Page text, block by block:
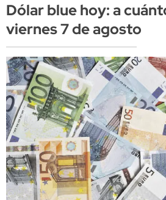
Dólar blue hoy: a
viernes 7 de agosto